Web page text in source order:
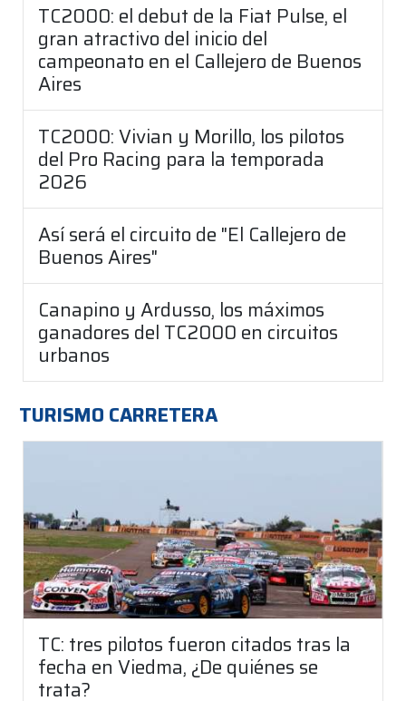
TC2000: el debut de la Fiat Pulse, el
gran atractivo del inicio del
campeonato en el Callejero de Buenos
Aires
TC2000: Vivian y Morillo, los pilotos
del Pro Racing para la temporada
2026
Así será el circuito de "El Callejero de
Buenos Aires"
Canapino y Ardusso, los máximos
ganadores del TC2000 en circuitos
urbanos
TURISMO CARRETERA
TC: tres pilotos fueron citados tras la
fecha en Viedma, ¿De quiénes se
trata?